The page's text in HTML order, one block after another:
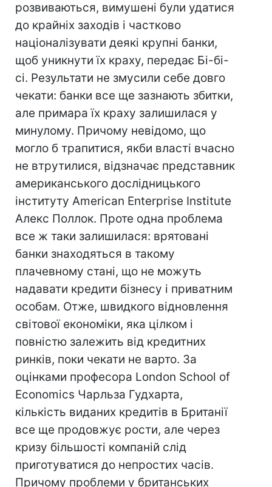
розвиваються, вимушені були удатися
до крайніх заходів і частково
націоналізувати деякі крупні банки,
щоб уникнути їх краху, передає Бі-бі-
сі. Результати не змусили себе довго
чекати: банки все ще зазнають збитки,
але примара їх краху залишилася у
минулому. Причому невідомо, що
могло б трапитися, якби власті вчасно
не втрутилися, відзначає представник
американського дослідницького
інституту American Enterprise Institute
Алекс Поллок. Проте одна проблема
все ж таки залишилася: врятовані
банки знаходяться в такому
плачевному стані, що не можуть
надавати кредити бізнесу і приватним
особам. Отже, швидкого відновлення
світової економіки, яка цілком і
повністю залежить від кредитних
ринків, поки чекати не варто. За
оцінками професора London School of
Economics Чарльза Гудхарта,
кількість виданих кредитів в Британії
все ще продовжує рости, але через
кризу більшості компаній слід
приготуватися до непростих часів.
Причому проблеми у британських